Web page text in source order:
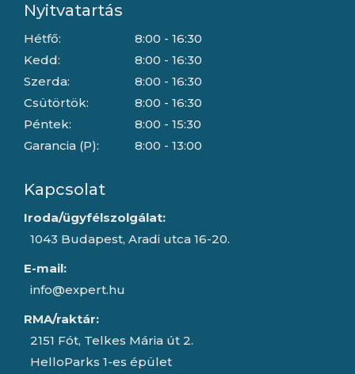
Nyitvatartás
Hétfő:
Kedd:
Szerda:
Csütörtök:
Péntek:
Garancia (P):
8:00 - 16:30
8:00 - 16:30
8:00 - 16:30
8:00 - 16:30
8:00 - 15:30
8:00 - 13:00
Kapcsolat
Iroda/ügyfélszolgálat:
1043 Budapest, Aradi utca 16-20.
E-mail:
info@expert.hu
RMA/raktár:
2151 Fót, Telkes Mária út 2.
HelloParks 1-es épület